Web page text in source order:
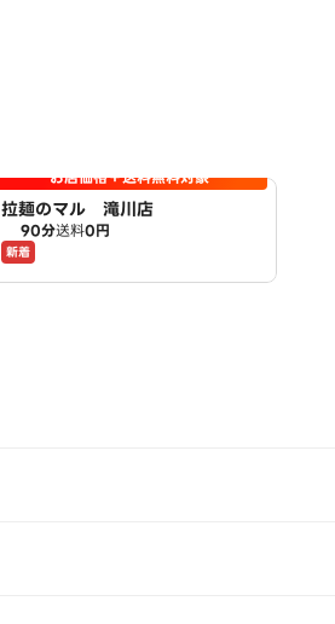
お店価格＋送料無料対象
拉麺のマル 滝川店
90分送料0円
新着